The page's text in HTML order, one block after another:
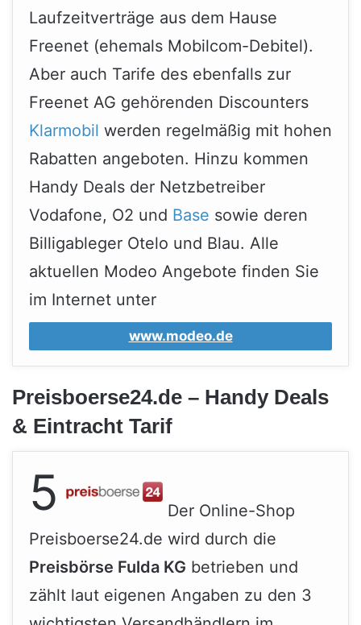
Laufzeitverträge aus dem Hause
Freenet (ehemals Mobilcom-Debitel).
Aber auch Tarife des ebenfalls zur
Freenet AG gehörenden Discounters
Klarmobil werden regelmäßig mit hohen
Rabatten angeboten. Hinzu kommen
Handy Deals der Netzbetreiber
Vodafone, O2 und Base sowie deren
Billigableger Otelo und Blau. Alle
aktuellen Modeo Angebote finden Sie
im Internet unter
www.modeo.de
Preisboerse24.de – Handy Deals
& Eintracht Tarif
5
Der Online-Shop
Preisboerse24.de wird durch die
Preisbörse Fulda KG betrieben und
zählt laut eigenen Angaben zu den 3